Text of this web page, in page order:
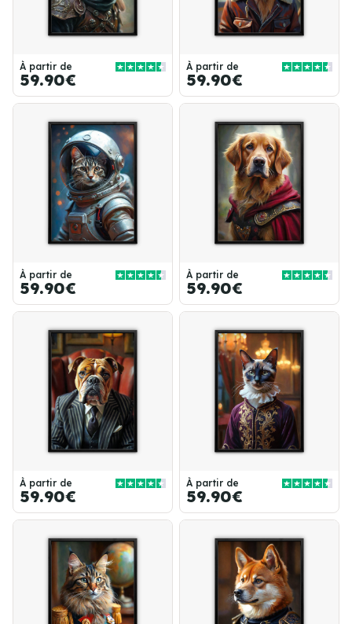
À partir de
59.90€
À partir de
59.90€
À partir de
59.90€
À partir de
59.90€
À partir de
59.90€
À partir de
59.90€